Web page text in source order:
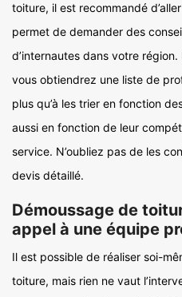
toiture, il est recommandé
permet de demander des
d’internautes dans votre
vous obtiendrez une liste de
plus qu’à les trier en fonction
aussi en fonction de leur
service. N’oubliez pas de les
devis détaillé.
Démoussage de
appel à une équipe
Il est possible de réaliser soi-
toiture, mais rien ne vaut